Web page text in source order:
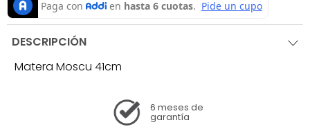
DESCRIPCIÓN
Matera Moscu 41cm
6 meses de
garantía